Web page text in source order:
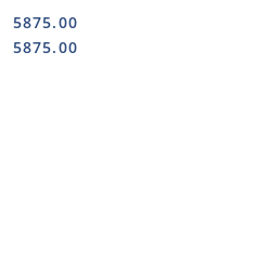
Cena:
5875.00
Cena:
5875.00